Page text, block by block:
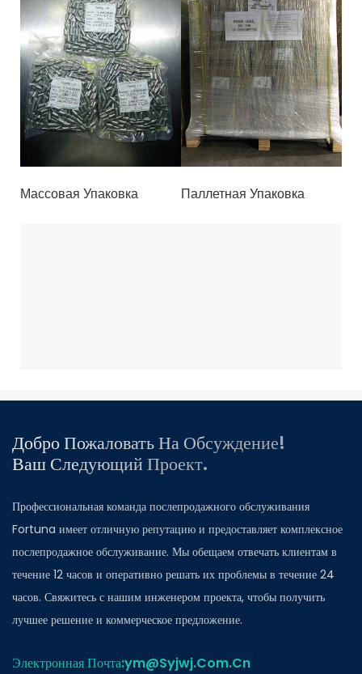
Массовая Упаковка Паллетная Упаковка
Добро Пожаловать На Обсуждение!
Ваш Следующий Проект.
Профессиональная команда послепродажного обслуживания
Fortuna имеет отличную репутацию и предоставляет комплексное
послепродажное обслуживание. Мы обещаем отвечать клиентам в
течение 12 часов и оперативно решать их проблемы в течение 24
часов. Свяжитесь с нашим инженером проекта, чтобы получить
лучшее решение и коммерческое предложение.
Электронная Почта:ym@Syjwj.Com.Cn